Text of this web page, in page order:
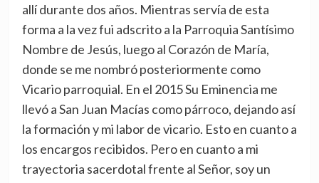
allí durante dos años. Mientras servía de esta
forma a la vez fui adscrito a la Parroquia Santísimo
Nombre de Jesús, luego al Corazón de María,
donde se me nombró posteriormente como
Vicario parroquial. En el 2015 Su Eminencia me
llevó a San Juan Macías como párroco, dejando así
la formación y mi labor de vicario. Esto en cuanto a
los encargos recibidos. Pero en cuanto a mi
trayectoria sacerdotal frente al Señor, soy un